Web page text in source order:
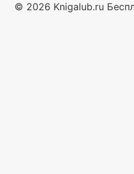
© 2026 Knigalub.ru